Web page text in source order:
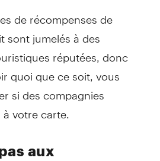
de récompenses de
sont jumelés à des
réputées, donc
quoi que ce soit, vous
si des compagnies
votre carte.
aux